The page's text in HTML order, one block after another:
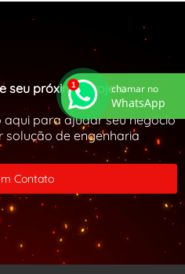
seu próximo projeto
para ajudar seu negócio
de engenharia
Contato
chamar no
WhatsApp